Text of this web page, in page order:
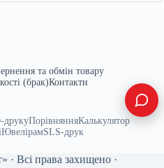
та обмін товару
(брак)Контакти
друкуПорівнянняКалькулятор
ЮвелірамSLS-друк
Всі права захищено ·